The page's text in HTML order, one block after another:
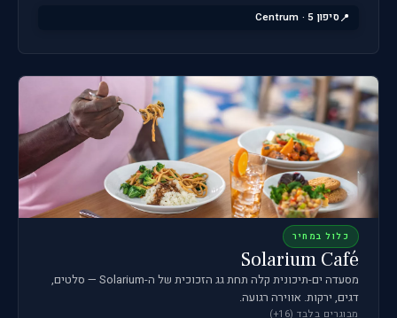
סיפון 5 · Centrum
כלול במחיר
Solarium Café
מסעדה ים-תיכונית קלה תחת גג הזכוכית של ה-Solarium — סלטים,
דגים, ירקות. אווירה רגועה.
מבוגרים בלבד (16+)